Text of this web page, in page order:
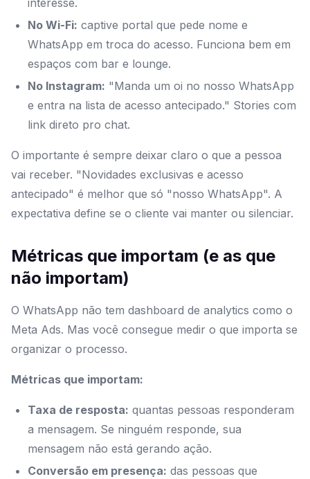
interesse.
No Wi-Fi: captive portal que pede nome e
WhatsApp em troca do acesso. Funciona bem em
espaços com bar e lounge.
No Instagram: "Manda um oi no nosso WhatsApp
e entra na lista de acesso antecipado." Stories com
link direto pro chat.
O importante é sempre deixar claro o que a pessoa
vai receber. "Novidades exclusivas e acesso
antecipado" é melhor que só "nosso WhatsApp". A
expectativa define se o cliente vai manter ou silenciar.
Métricas que importam (e as que
não importam)
O WhatsApp não tem dashboard de analytics como o
Meta Ads. Mas você consegue medir o que importa se
organizar o processo.
Métricas que importam:
Taxa de resposta: quantas pessoas responderam
a mensagem. Se ninguém responde, sua
mensagem não está gerando ação.
Conversão em presença: das pessoas que